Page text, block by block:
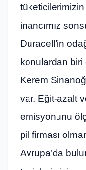
tüketicilerimizin
inancımız
Duracell’in
konulardan
Kerem
var. Eğit-azalt
emisyonunu
pil firması
Avrupa’da